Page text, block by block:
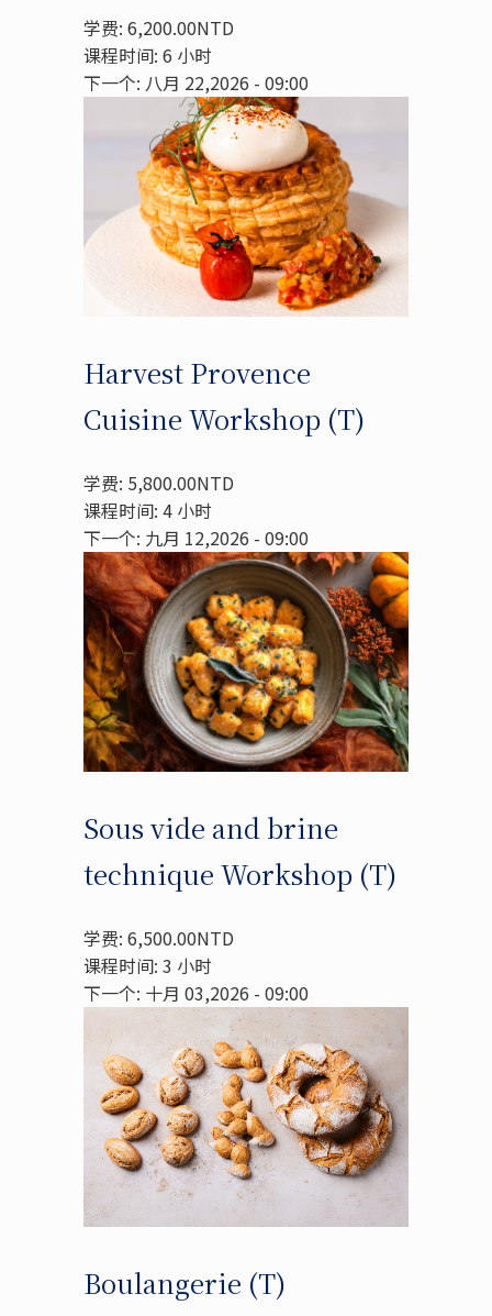
学费: 6,200.00NTD
课程时间: 6 小时
下一个: 八月 22,2026 - 09:00
Harvest Provence
Cuisine Workshop (T)
学费: 5,800.00NTD
课程时间: 4 小时
下一个: 九月 12,2026 - 09:00
Sous vide and brine
technique Workshop (T)
学费: 6,500.00NTD
课程时间: 3 小时
下一个: 十月 03,2026 - 09:00
Boulangerie (T)